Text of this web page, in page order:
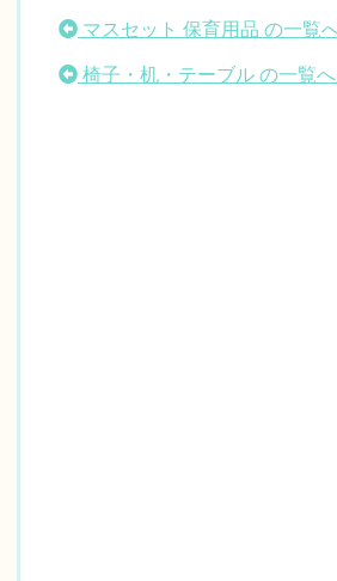
マスセット 保育用品 の一覧
椅子・机・テーブル の一覧